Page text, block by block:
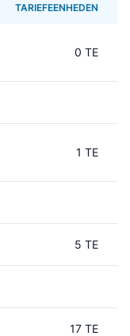
TARIEFEENHEDEN
0 TE
1 TE
5 TE
17 TE